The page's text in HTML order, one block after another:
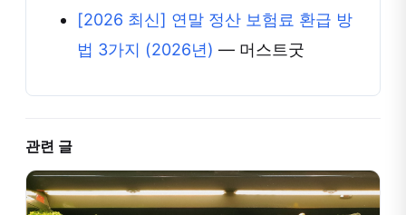
[2026 최신] 연말 정산 보험료 환급 방
법 3가지 (2026년) — 머스트굿
관련 글